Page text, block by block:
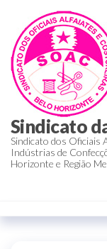
Sindicato
Sindicato dos Oficiais
Indústrias de
Horizonte e Região